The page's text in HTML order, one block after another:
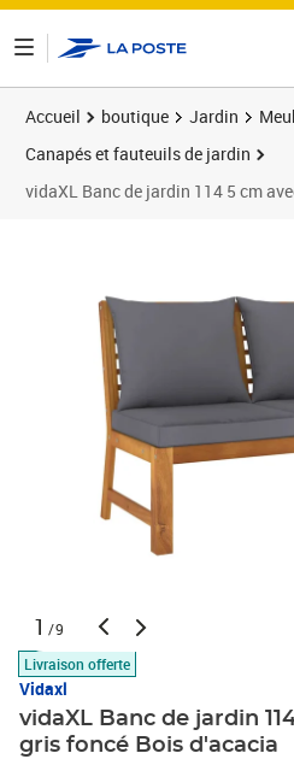
Accueil boutique Jardin
Canapés et fauteuils de jardin
vidaXL Banc de jardin 114 5 cm
1 /9
Livraison offerte
Vidaxl
vidaXL Banc de jardin
gris foncé Bois d'acacia